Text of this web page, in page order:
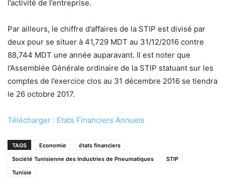
l’activité de l’entreprise.
Par ailleurs, le chiffre d’affaires de la STIP est divisé par
deux pour se situer à 41,729 MDT au 31/12/2016 contre
88,744 MDT une année auparavant. Il est noter que
l’Assemblée Générale ordinaire de la STIP statuant sur les
comptes de l’exercice clos au 31 décembre 2016 se tiendra
le 26 octobre 2017.
Télécharger : Etats Financiers Annuels
TAGS Economie
états financiers
Société Tunisienne des Industries de Pneumatiques
STIP
Tunisie